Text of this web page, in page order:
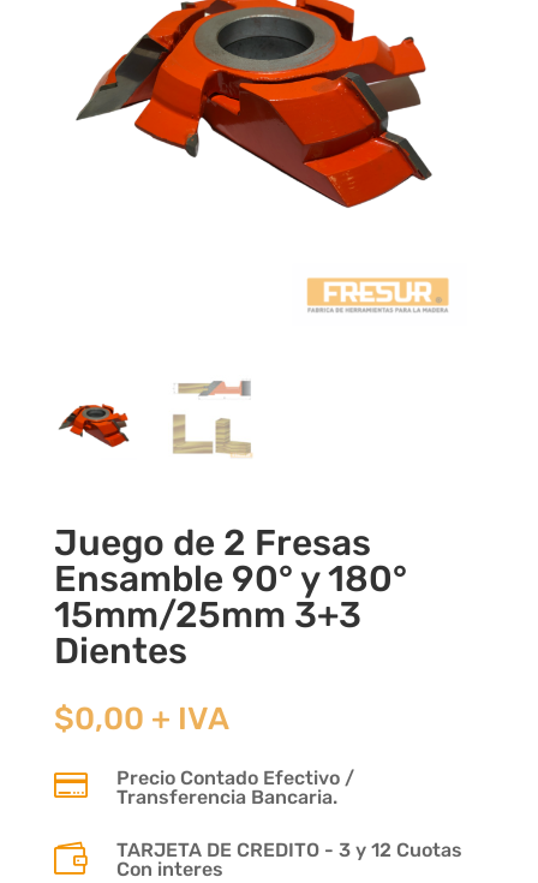
Juego de 2 Fresas
Ensamble 90° y 180°
15mm/25mm 3+3
Dientes
$0,00 + IVA

Precio Contado Efectivo /
Transferencia Bancaria.

TARJETA DE CREDITO - 3 y 12 Cuotas
Con interes